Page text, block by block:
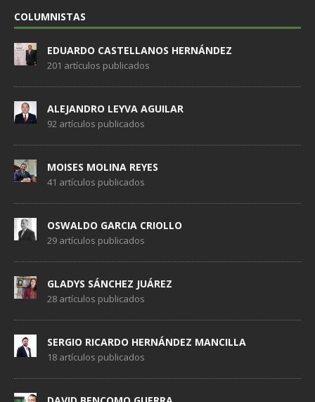
COLUMNISTAS
EDUARDO CASTELLANOS HERNÁNDEZ
201 artículos publicados
ALEJANDRO LEYVA AGUILAR
92 artículos publicados
MOISES MOLINA REYES
41 artículos publicados
OSWALDO GARCIA CRIOLLO
29 artículos publicados
GLADYS SÁNCHEZ JUÁREZ
28 artículos publicados
SERGIO RICARDO HERNÁNDEZ MANCILLA
18 artículos publicados